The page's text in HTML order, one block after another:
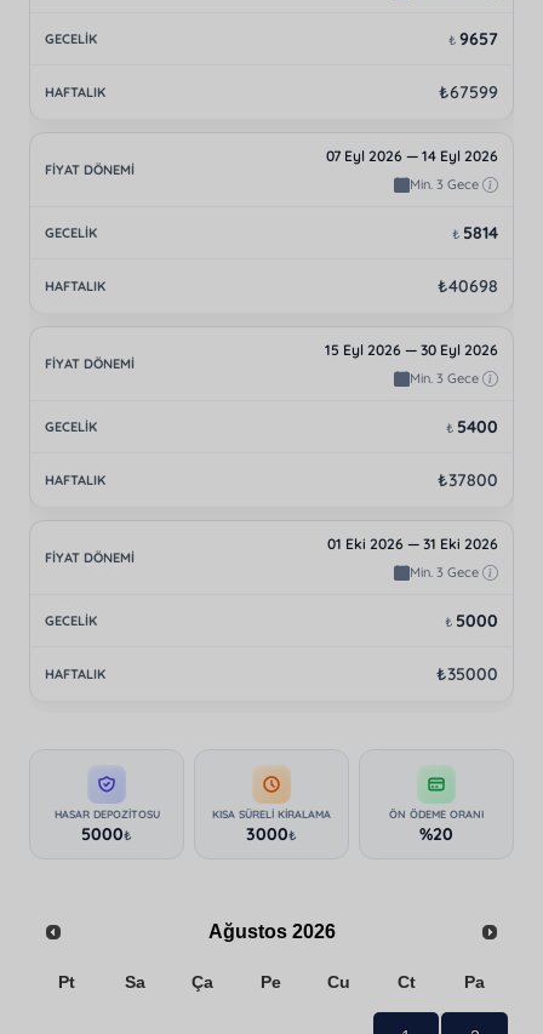
₺ 9657
₺67599
07 Eyl 2026 — 14 Eyl 2026
Min. 3 Gece
₺ 5814
₺40698
15 Eyl 2026 — 30 Eyl 2026
Min. 3 Gece
₺ 5400
₺37800
01 Eki 2026 — 31 Eki 2026
Min. 3 Gece
₺ 5000
₺35000
HASAR DEPOZITOSU
5000₺
KISA SÜRELI KIRALAMA
3000₺
ÖN ÖDEME ORANI
%20
Ağustos 2026
Pt Sa Ça Pe Cu Ct Pa